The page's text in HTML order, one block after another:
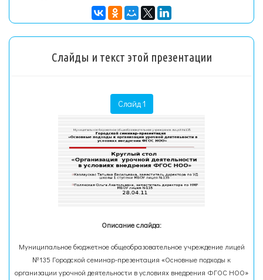
Слайды и текст этой презентации
Слайд 1
Описание слайда:
Муниципальное бюджетное общеобразовательное учреждение лицей
№135 Городской семинар-презентация «Основные подходы к
организации урочной деятельности в условиях внедрения ФГОС НОО»